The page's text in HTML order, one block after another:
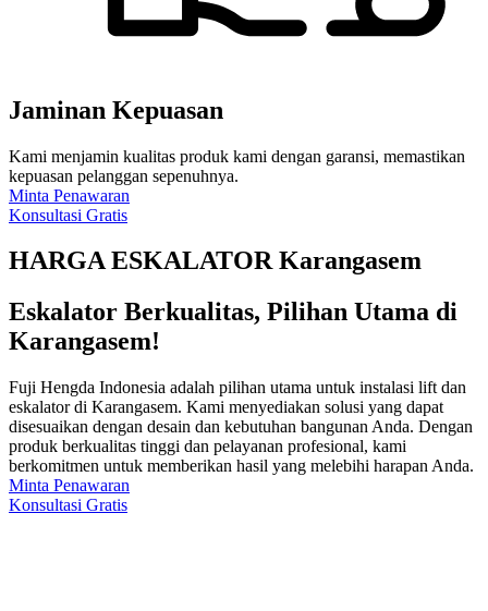
Jaminan Kepuasan
Kami menjamin kualitas produk kami dengan garansi, memastikan
kepuasan pelanggan sepenuhnya.
Minta Penawaran
Konsultasi Gratis
HARGA ESKALATOR Karangasem
Eskalator Berkualitas, Pilihan Utama di
Karangasem!
Fuji Hengda Indonesia adalah pilihan utama untuk instalasi lift dan
eskalator di Karangasem. Kami menyediakan solusi yang dapat
disesuaikan dengan desain dan kebutuhan bangunan Anda. Dengan
produk berkualitas tinggi dan pelayanan profesional, kami
berkomitmen untuk memberikan hasil yang melebihi harapan Anda.
Minta Penawaran
Konsultasi Gratis